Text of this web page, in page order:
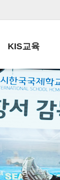
KIS교육
교육목표
학사일정
일과시간표
성과평가자료